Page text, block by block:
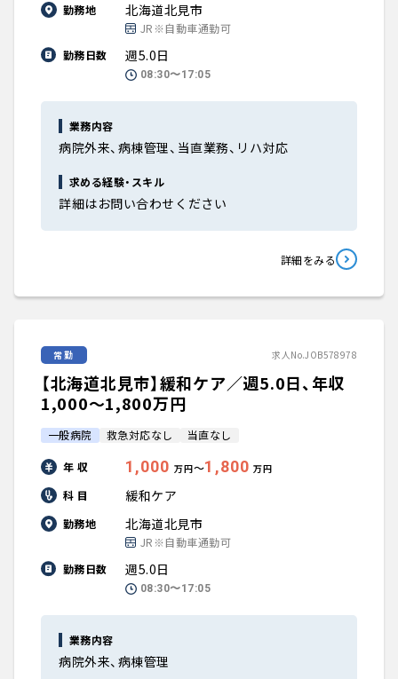
勤務地 北海道北見市
JR※自動車通勤可
勤務日数
週5.0日
08:30〜17:05
業務内容
病院外来、病棟管理、当直業務、リハ対応
求める経験・スキル
詳細はお問い合わせください
詳細をみる
常勤 求人No.JOB578978
【北海道北見市】緩和ケア／週5.0日、年収
1,000〜1,800万円
一般病院 救急対応なし 当直なし
年 収 1,000 万円〜1,800 万円
科 目 緩和ケア
勤務地 北海道北見市
JR※自動車通勤可
勤務日数
週5.0日
08:30〜17:05
業務内容
病院外来、病棟管理